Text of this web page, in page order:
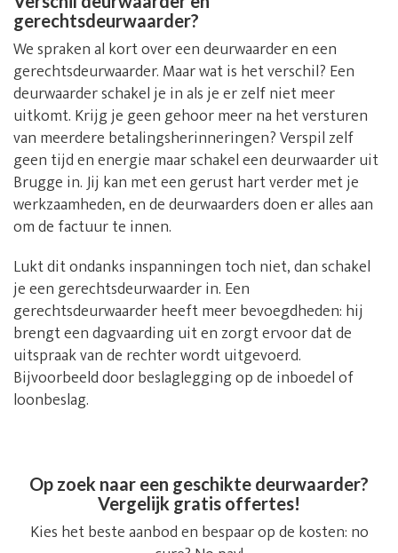
gerechtsdeurwaarder?
We spraken al kort over een deurwaarder en een
gerechtsdeurwaarder. Maar wat is het verschil? Een
deurwaarder schakel je in als je er zelf niet meer
uitkomt. Krijg je geen gehoor meer na het versturen
van meerdere betalingsherinneringen? Verspil zelf
geen tijd en energie maar schakel een deurwaarder uit
Brugge in. Jij kan met een gerust hart verder met je
werkzaamheden, en de deurwaarders doen er alles aan
om de factuur te innen.
Lukt dit ondanks inspanningen toch niet, dan schakel
je een gerechtsdeurwaarder in. Een
gerechtsdeurwaarder heeft meer bevoegdheden: hij
brengt een dagvaarding uit en zorgt ervoor dat de
uitspraak van de rechter wordt uitgevoerd.
Bijvoorbeeld door beslaglegging op de inboedel of
loonbeslag.
Op zoek naar een geschikte deurwaarder?
Vergelijk gratis offertes!
Kies het beste aanbod en bespaar op de kosten: no